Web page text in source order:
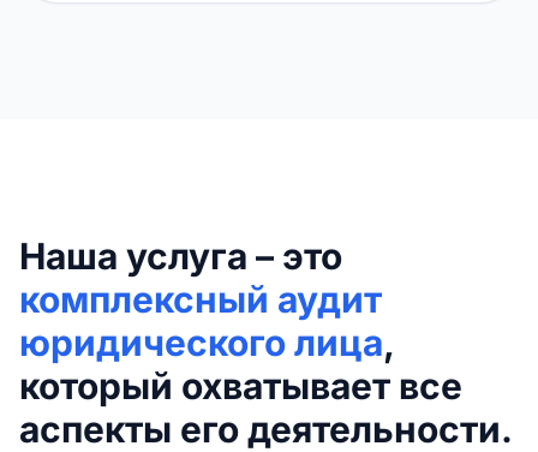
Наша услуга – это
комплексный аудит
юридического лица,
который охватывает все
аспекты его деятельности.